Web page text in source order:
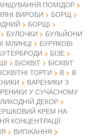
ПОМІДОР
ВИРОБИ
БОРЩ
БОРЩІ
БУЛОЧКИ
БУЛЬЙОНИ
МЛИНЦІ
БУРЯКОВІ
БІЗЕ
БІСКВІТ
БІСКВІТ
ТОРТИ В
В
ВАРЕНИКИ З
У СУЧАСНОМУ
ДЕКОР
КРЕМ НА
КОНЦЕНТРАЦІЇ
ВИПІКАННЯ